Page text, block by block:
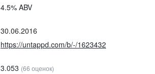
4.5% ABV
30.06.2016
https://untappd.com/b/-/1623432
3.053 (66 оценок)